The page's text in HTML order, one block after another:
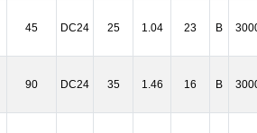
45 DC24 25 1.04 23 B
90 DC24 35 1.46 16 B